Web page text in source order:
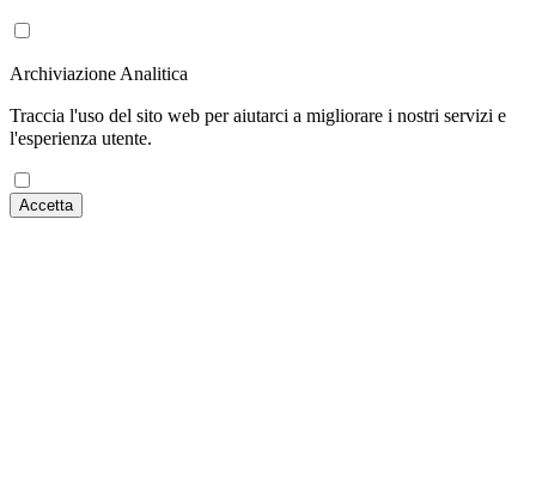
Archiviazione Analitica
Traccia l'uso del sito web per aiutarci a migliorare i nostri servizi e
l'esperienza utente.
Accetta